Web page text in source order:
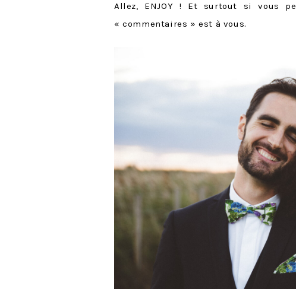
Allez, ENJOY ! Et surtout si vous
« commentaires » est à vous.